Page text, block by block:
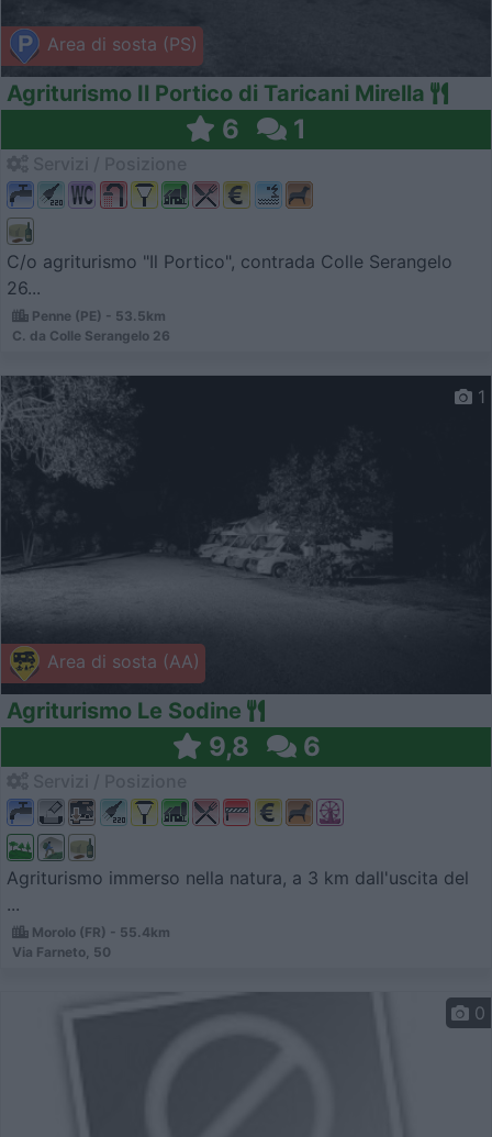
Area di sosta (PS)
Agriturismo Il Portico di Taricani Mirella
6 1
C/o agriturismo "Il Portico", contrada Colle Serangelo
26...
Penne (PE) - 53.5km
C. da Colle Serangelo 26
Area di sosta (AA)
1
Agriturismo Le Sodine
9,8 6
Agriturismo immerso nella natura, a 3 km dall'uscita del
...
Morolo (FR) - 55.4km
Via Farneto, 50
0